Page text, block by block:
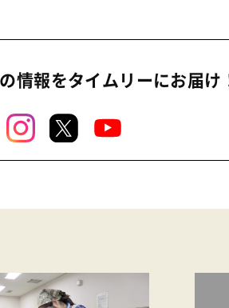
情報をタイムリーにお届け